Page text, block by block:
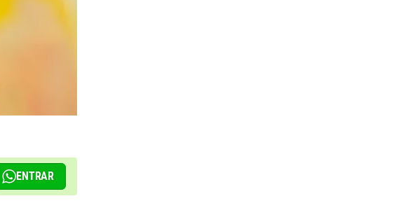
ENTRAR